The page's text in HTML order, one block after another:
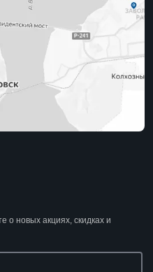
о новых акциях, скидках и